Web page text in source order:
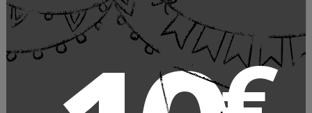
Fabriqué en France, dans les Vosges.
Moules en silicone Mou'flex -
DE BUYER